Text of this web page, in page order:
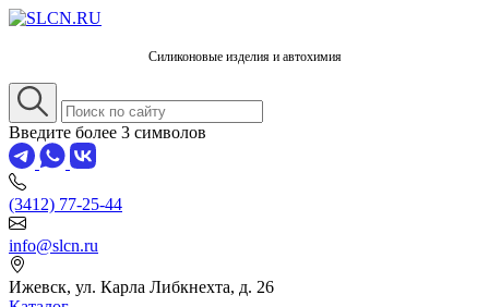
Силиконовые изделия и автохимия
Введите более 3 символов
(3412) 77-25-44
info@slcn.ru
Ижевск, ул. Карла Либкнехта, д. 26